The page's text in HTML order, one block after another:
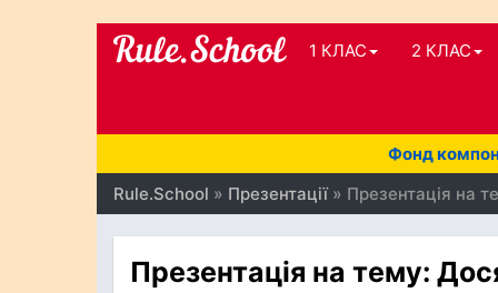
1 КЛАС 2 КЛАС
Фонд
Rule.School » Презентації» Презентація на
Презентація на тему: